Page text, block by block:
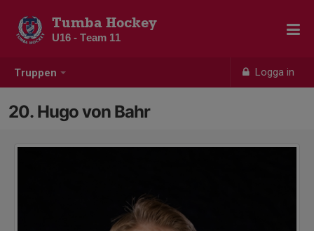
Truppen Logga in
Tumba Hockey
U16 - Team 11
20. Hugo von Bahr